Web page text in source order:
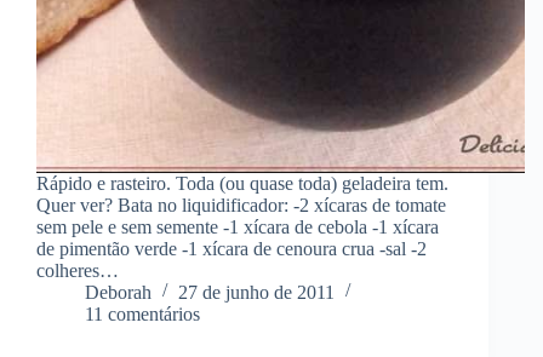
Rápido e rasteiro. Toda (ou quase toda) geladeira tem.
Quer ver? Bata no liquidificador: -2 xícaras de tomate
sem pele e sem semente -1 xícara de cebola -1 xícara
de pimentão verde -1 xícara de cenoura crua -sal -2
colheres…
Deborah
27 de junho de 2011
11 comentários